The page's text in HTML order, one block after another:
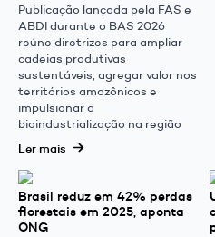
Publicação lançada pela FAS e
ABDI durante o BAS 2026
reúne diretrizes para ampliar
cadeias produtivas
sustentáveis, agregar valor nos
territórios amazônicos e
impulsionar a
bioindustrialização na região
Ler mais
Brasil reduz em 42% perdas
florestais em 2025, aponta
ONG